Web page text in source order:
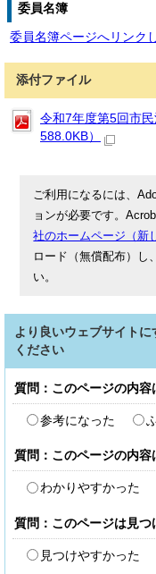
委員名簿
委員名簿ページへリンク
添付ファイル
令和7年度第5回市
588.0KB）
ご利用になるには、
ョンが必要です。
社のホームページ（新
ロード（無償配布）し
い。
より良いウェブサイト
ください
質問：このページの内容
参考になった
質問：このページの内容
わかりやすかった
質問：このページは見つ
見つけやすかった